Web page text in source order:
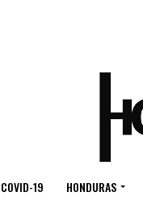
COVID-19 HONDURAS